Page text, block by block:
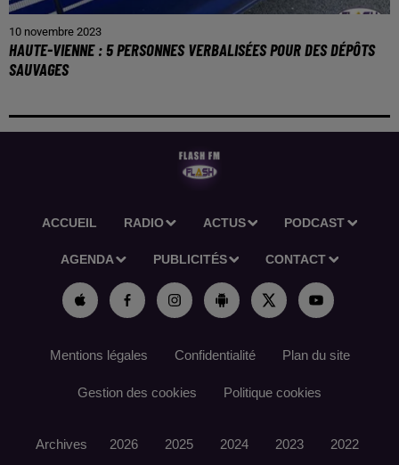
10 novembre 2023
HAUTE-VIENNE : 5 PERSONNES VERBALISÉES POUR DES DÉPÔTS
SAUVAGES
ACCUEIL RADIO ACTUS PODCAST
AGENDA PUBLICITÉS CONTACT
Mentions légales Confidentialité Plan du site
Gestion des cookies Politique cookies
Archives 2026 2025 2024 2023 2022